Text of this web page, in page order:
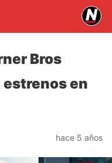
Bros
estrenos en
hace 5 años